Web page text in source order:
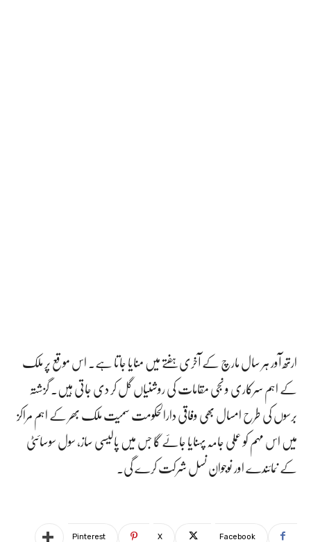
ارتھ آور ہر سال مارچ کے آخری ہفتے میں منایا جاتا ہے۔ اس موقع پر ملک
کے اہم سرکاری و نجی مقامات کی روشنیاں گل کر دی جاتی ہیں۔ گزشتہ
برسوں کی طرح امسال بھی وفاقی دارالحکومت سمیت ملک بھر کے اہم مراکز
میں اس مہم کو عملی جامہ پہنایا جائے گا جس میں پالیسی ساز، سول سوسائٹی
کے نمائندے اور نوجوان نسل شرکت کرے گی۔
Facebook
X
Pinterest